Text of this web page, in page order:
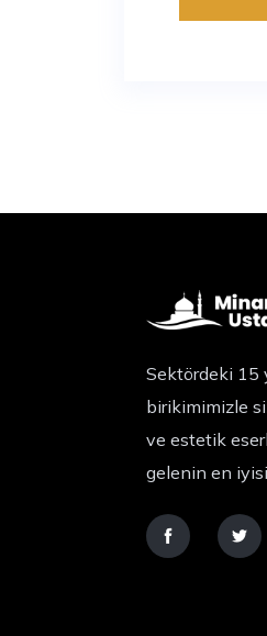
Sektördeki 15
birikimimizle
ve estetik
gelenin en